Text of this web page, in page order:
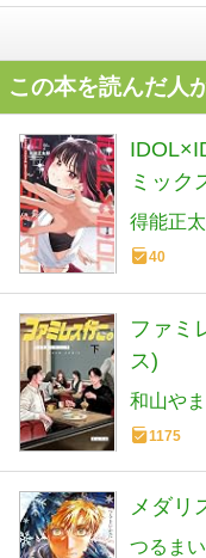
この本を読んだ人
ミック
得能正
40
ファミ
ス)
和山やま
1175
メダリ
つるま